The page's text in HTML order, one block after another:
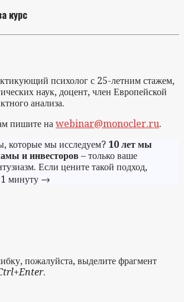
курс
психолог с 25-летним стажем,
наук, доцент, член Европейской
анализа.
пишите на webinar@monocler.ru.
которые мы исследуем? 10 лет мы
и инвесторов – только ваше
Если цените такой подход,
1 минуту →
пожалуйста, выделите фрагмент
.